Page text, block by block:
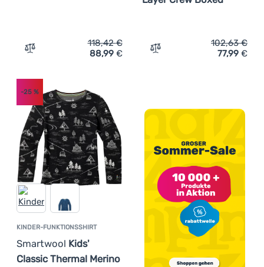
Zum Vergleich 'Damen-Funktionsshirt Smartwool W
118,42€
88,99 € Zum Vergleich 'Herren-
102,63€
77,99 €
KINDER-FUNKTIONSSHIRT
Smartwool Kids'
Classic Thermal Merino
-25 %